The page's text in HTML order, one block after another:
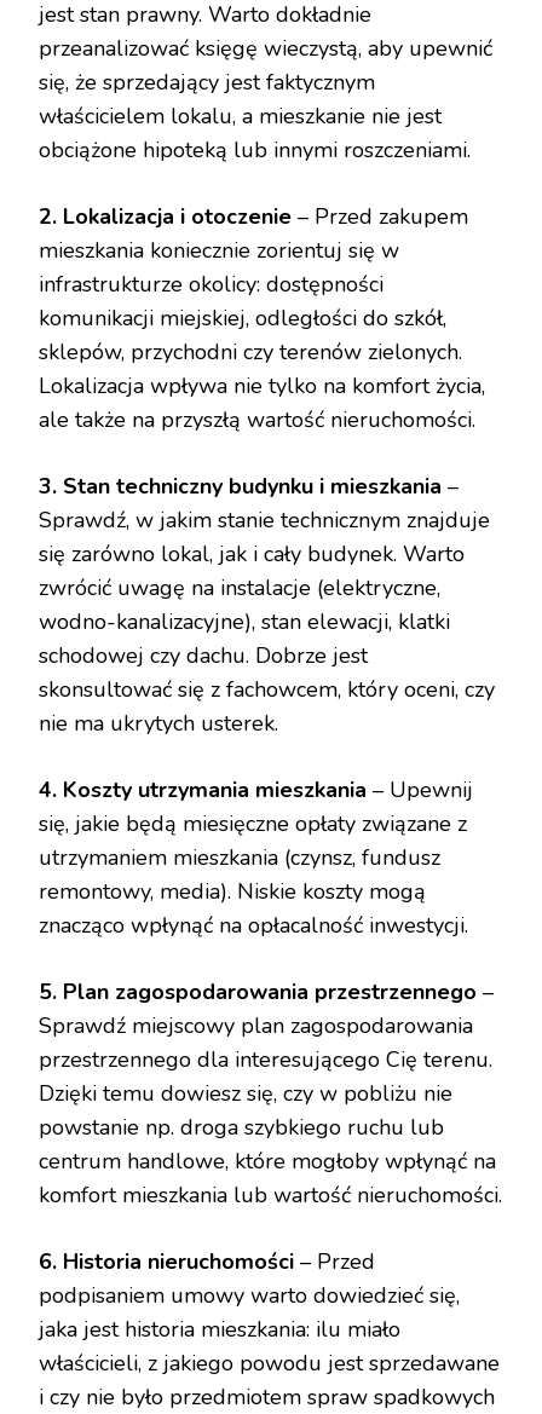
jest stan prawny. Warto dokładnie
przeanalizować księgę wieczystą, aby upewnić
się, że sprzedający jest faktycznym
właścicielem lokalu, a mieszkanie nie jest
obciążone hipoteką lub innymi roszczeniami.
2. Lokalizacja i otoczenie – Przed zakupem
mieszkania koniecznie zorientuj się w
infrastrukturze okolicy: dostępności
komunikacji miejskiej, odległości do szkół,
sklepów, przychodni czy terenów zielonych.
Lokalizacja wpływa nie tylko na komfort życia,
ale także na przyszłą wartość nieruchomości.
3. Stan techniczny budynku i mieszkania –
Sprawdź, w jakim stanie technicznym znajduje
się zarówno lokal, jak i cały budynek. Warto
zwrócić uwagę na instalacje (elektryczne,
wodno-kanalizacyjne), stan elewacji, klatki
schodowej czy dachu. Dobrze jest
skonsultować się z fachowcem, który oceni, czy
nie ma ukrytych usterek.
4. Koszty utrzymania mieszkania – Upewnij
się, jakie będą miesięczne opłaty związane z
utrzymaniem mieszkania (czynsz, fundusz
remontowy, media). Niskie koszty mogą
znacząco wpłynąć na opłacalność inwestycji.
5. Plan zagospodarowania przestrzennego –
Sprawdź miejscowy plan zagospodarowania
przestrzennego dla interesującego Cię terenu.
Dzięki temu dowiesz się, czy w pobliżu nie
powstanie np. droga szybkiego ruchu lub
centrum handlowe, które mogłoby wpłynąć na
komfort mieszkania lub wartość nieruchomości.
6. Historia nieruchomości – Przed
podpisaniem umowy warto dowiedzieć się,
jaka jest historia mieszkania: ilu miało
właścicieli, z jakiego powodu jest sprzedawane
i czy nie było przedmiotem spraw spadkowych